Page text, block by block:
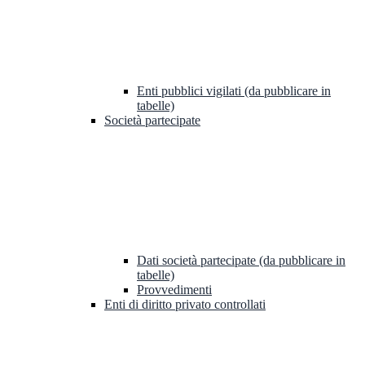
Enti pubblici vigilati (da pubblicare in
tabelle)
Società partecipate
Dati società partecipate (da pubblicare in
tabelle)
Provvedimenti
Enti di diritto privato controllati